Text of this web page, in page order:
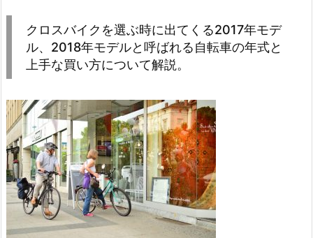
クロスバイクを選ぶ時に出てくる2017年モデ
ル、2018年モデルと呼ばれる自転車の年式と
上手な買い方について解説。